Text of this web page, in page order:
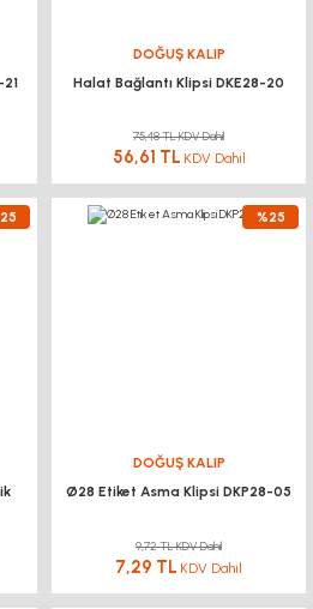
DOĞUŞ KALIP
Halat Bağlantı Klipsi DKE28-20
75,48 TL KDV Dahil
56,61 TL KDV Dahil
%25
DOĞUŞ KALIP
Ø28 Etiket Asma Klipsi DKP28-05
9,72 TL KDV Dahil
7,29 TL KDV Dahil